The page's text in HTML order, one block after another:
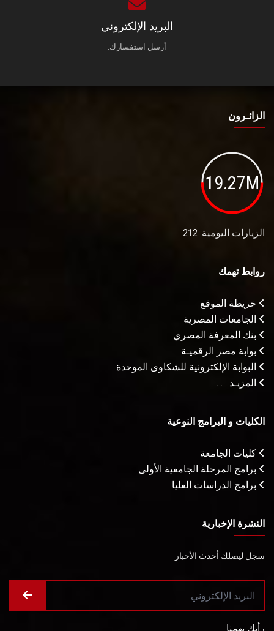
البريد الإلكتروني
أرسل استفسارك.
الزائـرون
19.27M
الزيارات اليومية: 212
روابط تهمك
خريطة الموقع
الجامعات المصرية
بنك المعرفة المصري
بوابة مصر الرقميـة
البوابة الإلكترونية للشكاوى الموحدة
المزيـد . . .
الكليات و البرامج النوعية
كليات الجامعة
برامج المرحلة الجامعية الأولى
برامج الدراسات العليا
النشرة الإخبارية
سجل ليصلك أحدث الأخبار
رأيك يهمنا